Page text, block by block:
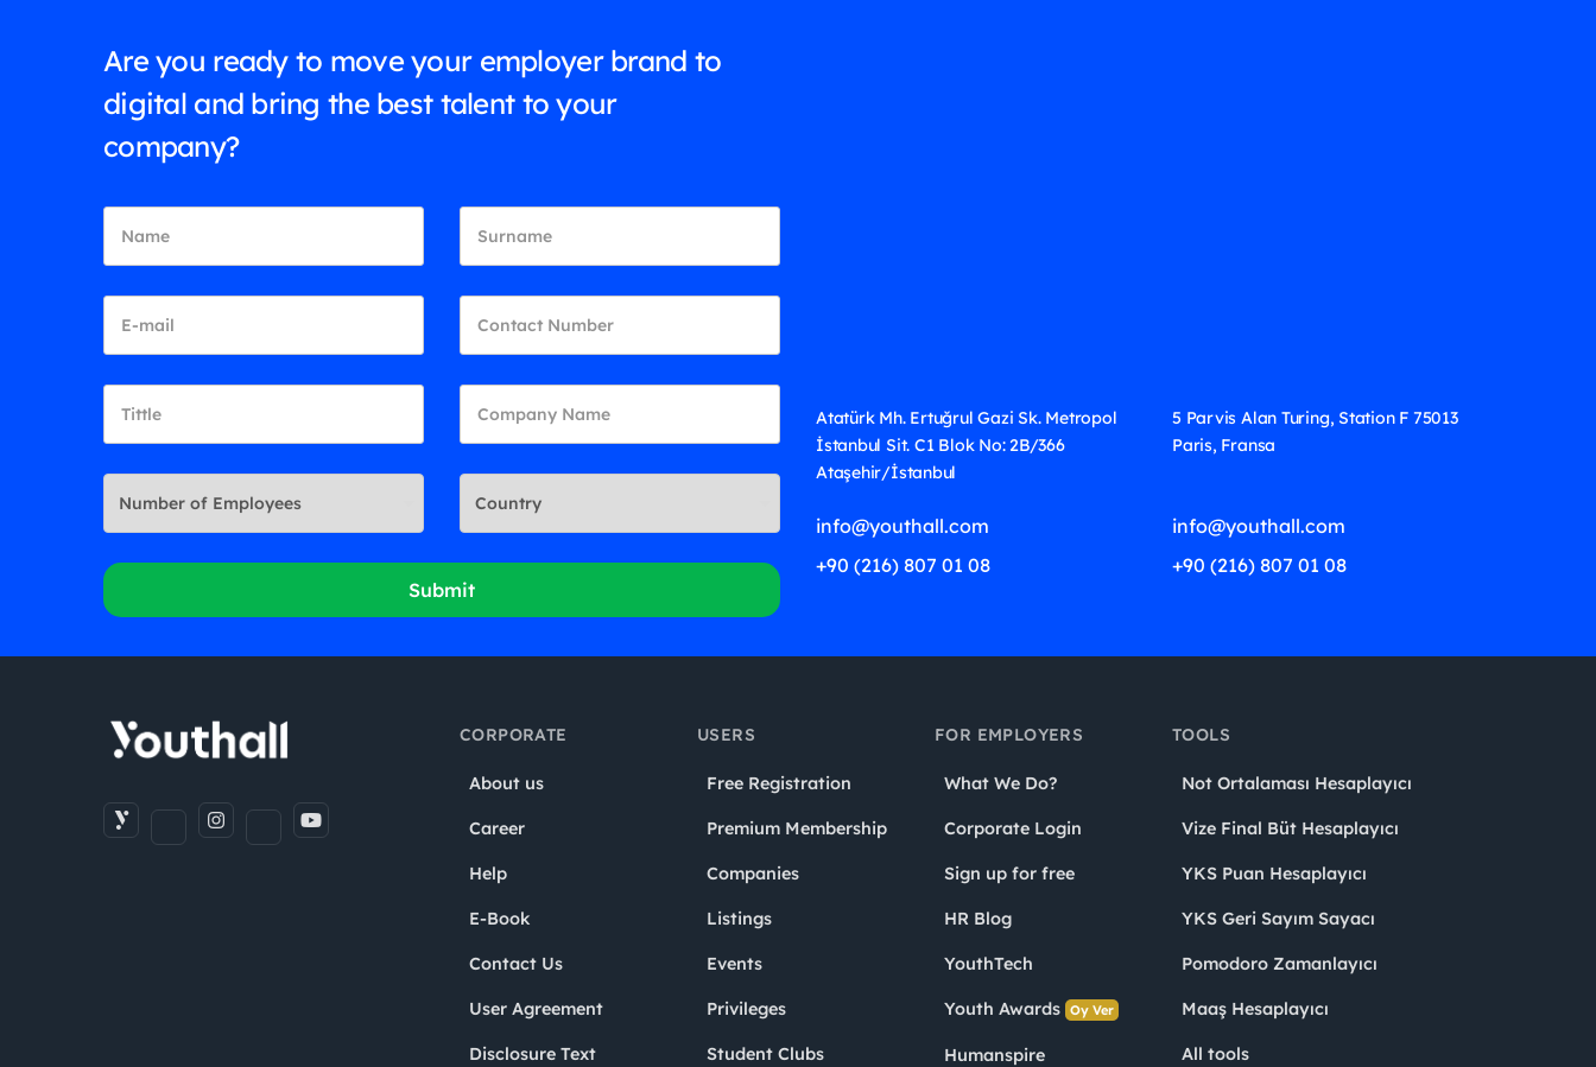
Are you ready to move your employer brand to
digital and bring the best talent to your
company?
Submit
Atatürk Mh. Ertuğrul Gazi Sk. Metropol
İstanbul Sit. C1 Blok No: 2B/366
Ataşehir/İstanbul
5 Parvis Alan Turing, Station F 75013
Paris, Fransa
info@youthall.com
info@youthall.com
+90 (216) 807 01 08
+90 (216) 807 01 08
CORPORATE
About us
Career
Help
E-Book
Contact Us
User Agreement
Disclosure Text
USERS
Free Registration
Premium Membership
Companies
Listings
Events
Privileges
Student Clubs
FOR EMPLOYERS
What We Do?
Corporate Login
Sign up for free
HR Blog
YouthTech
Youth Awards Oy Ver
Humanspire
TOOLS
Not Ortalaması Hesaplayıcı
Vize Final Büt Hesaplayıcı
YKS Puan Hesaplayıcı
YKS Geri Sayım Sayacı
Pomodoro Zamanlayıcı
Maaş Hesaplayıcı
All tools